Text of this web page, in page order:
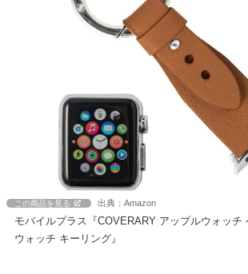
この商品を見る 出典：Amazon
モバイルプラス『COVERARY アップルウォッチ
ウォッチ キーリング』